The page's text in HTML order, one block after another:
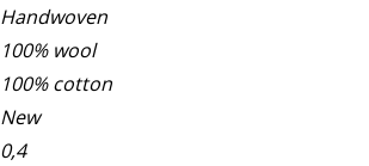
Handwoven
100% wool
100% cotton
New
0,4